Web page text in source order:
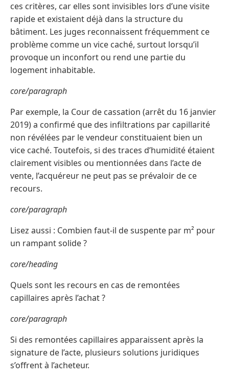
ces critères, car elles sont invisibles lors d’une visite
rapide et existaient déjà dans la structure du
bâtiment. Les juges reconnaissent fréquemment ce
problème comme un vice caché, surtout lorsqu’il
provoque un inconfort ou rend une partie du
logement inhabitable.
core/paragraph
Par exemple, la Cour de cassation (arrêt du 16 janvier
2019) a confirmé que des infiltrations par capillarité
non révélées par le vendeur constituaient bien un
vice caché. Toutefois, si des traces d’humidité étaient
clairement visibles ou mentionnées dans l’acte de
vente, l’acquéreur ne peut pas se prévaloir de ce
recours.
core/paragraph
Lisez aussi : Combien faut-il de suspente par m² pour
un rampant solide ?
core/heading
Quels sont les recours en cas de remontées
capillaires après l’achat ?
core/paragraph
Si des remontées capillaires apparaissent après la
signature de l’acte, plusieurs solutions juridiques
s’offrent à l’acheteur.